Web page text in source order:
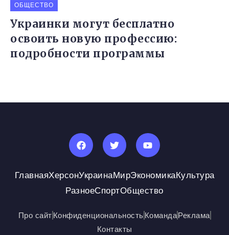
ОБЩЕСТВО
Украинки могут бесплатно
освоить новую профессию:
подробности программы
ГлавнаяХерсонУкраинаМирЭкономикаКультура
РазноеСпортОбщество
Про сайтКонфиденциональностьКомандаРеклама
Контакты